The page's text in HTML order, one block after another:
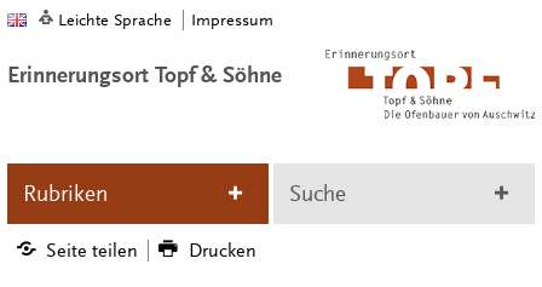
Leichte Sprache Impressum
Erinnerungsort Topf & Söhne
Rubriken Suche
Seite teilen Drucken